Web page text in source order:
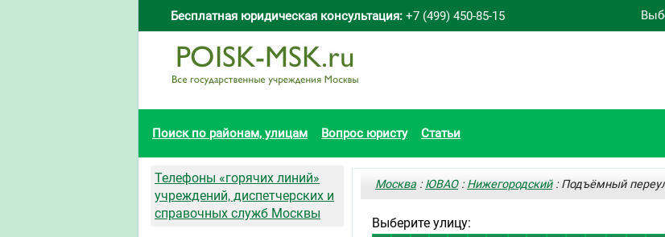
Бесплатная юридическая консультация: +7 (499) 450-85-15
Поиск по районам, улицам Вопрос юристу Статьи
Москва :ЮВАО:Нижегородский: Подъёмный
Выберите улицу:
Телефоны «горячих линий»
учреждений, диспетчерских и
справочных служб Москвы